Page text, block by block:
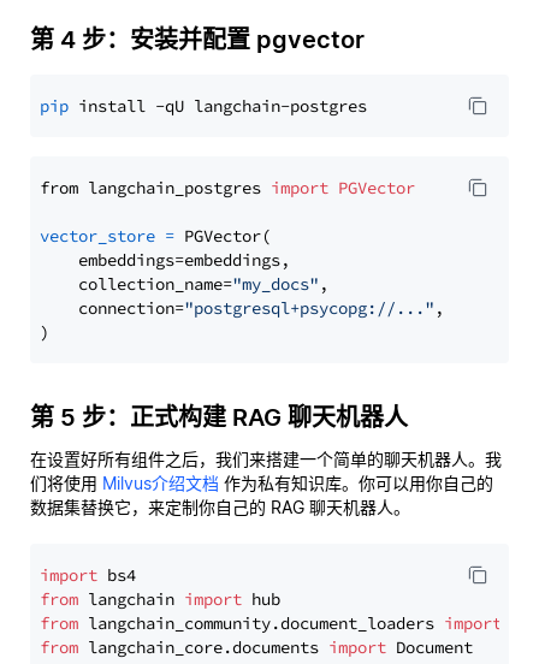
第 4 步：安装并配置 pgvector
pip
from langchain_postgres import PGVector
vector_store = PGVector(
    embeddings=embeddings,
    collection_name=
"my_docs" ,
    connection=
"postgresql+psycopg://..." ,
第 5 步：正式构建 RAG 聊天机器人
在设置好所有组件之后，我们来搭建一个简单的聊天机器人。我
们将使用 Milvus介绍文档 作为私有知识库。你可以用你自己的
数据集替换它，来定制你自己的 RAG 聊天机器人。
import
from langchain import
from langchain_community.document_loaders import
from langchain_core.documents import